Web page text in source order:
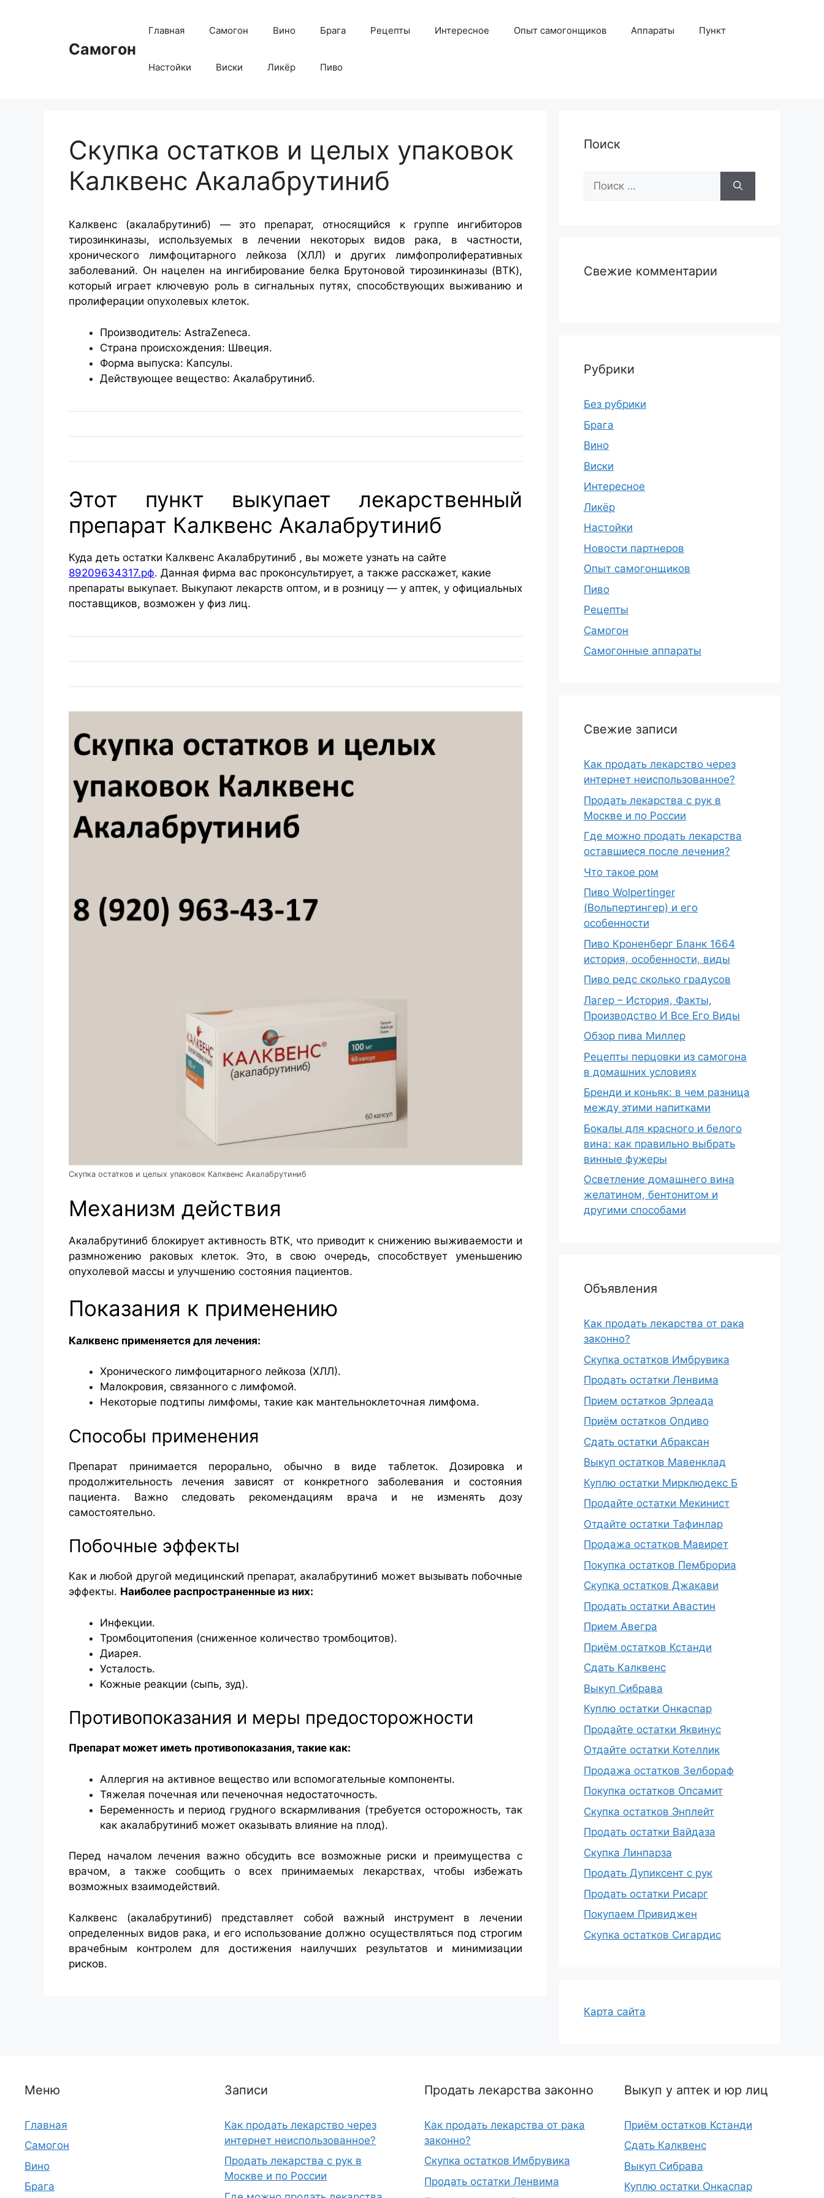
Самогон
Главная Самогон Вино Брага Рецепты Интересное Опыт самогонщиков Аппараты Пункт
Настойки Виски Ликёр Пиво
Скупка остатков и целых упаковок
Калквенс Акалабрутиниб
Калквенс (акалабрутиниб) — это препарат, относящийся к группе ингибиторов
тирозинкиназы, используемых в лечении некоторых видов рака, в частности,
хронического лимфоцитарного лейкоза (ХЛЛ) и других лимфопролиферативных
заболеваний. Он нацелен на ингибирование белка Брутоновой тирозинкиназы (BTK),
который играет ключевую роль в сигнальных путях, способствующих выживанию и
пролиферации опухолевых клеток.
Производитель: AstraZeneca.
Страна происхождения: Швеция.
Форма выпуска: Капсулы.
Действующее вещество: Акалабрутиниб.
Этот пункт выкупает лекарственный
препарат Калквенс Акалабрутиниб
Куда деть остатки Калквенс Акалабрутиниб , вы можете узнать на сайте
89209634317.рф. Данная фирма вас проконсультирует, а также расскажет, какие
препараты выкупает. Выкупают лекарств оптом, и в розницу — у аптек, у официальных
поставщиков, возможен у физ лиц.
Скупка остатков и целых упаковок Калквенс Акалабрутиниб
Механизм действия
Акалабрутиниб блокирует активность BTK, что приводит к снижению выживаемости и
размножению раковых клеток. Это, в свою очередь, способствует уменьшению
опухолевой массы и улучшению состояния пациентов.
Показания к применению
Калквенс применяется для лечения:
Хронического лимфоцитарного лейкоза (ХЛЛ).
Малокровия, связанного с лимфомой.
Некоторые подтипы лимфомы, такие как мантельноклеточная лимфома.
Способы применения
Препарат принимается перорально, обычно в виде таблеток. Дозировка и
продолжительность лечения зависят от конкретного заболевания и состояния
пациента. Важно следовать рекомендациям врача и не изменять дозу
самостоятельно.
Побочные эффекты
Как и любой другой медицинский препарат, акалабрутиниб может вызывать побочные
эффекты. Наиболее распространенные из них:
Инфекции.
Тромбоцитопения (сниженное количество тромбоцитов).
Диарея.
Усталость.
Кожные реакции (сыпь, зуд).
Противопоказания и меры предосторожности
Препарат может иметь противопоказания, такие как:
Аллергия на активное вещество или вспомогательные компоненты.
Тяжелая почечная или печеночная недостаточность.
Беременность и период грудного вскармливания (требуется осторожность, так
как акалабрутиниб может оказывать влияние на плод).
Перед началом лечения важно обсудить все возможные риски и преимущества с
врачом, а также сообщить о всех принимаемых лекарствах, чтобы избежать
возможных взаимодействий.
Калквенс (акалабрутиниб) представляет собой важный инструмент в лечении
определенных видов рака, и его использование должно осуществляться под строгим
врачебным контролем для достижения наилучших результатов и минимизации
рисков.
Поиск
Поиск:
Свежие комментарии
Рубрики
Без рубрики
Брага
Вино
Виски
Интересное
Ликёр
Настойки
Новости партнеров
Опыт самогонщиков
Пиво
Рецепты
Самогон
Самогонные аппараты
Свежие записи
Как продать лекарство через
интернет неиспользованное?
Продать лекарства с рук в
Москве и по России
Где можно продать лекарства
оставшиеся после лечения?
Что такое ром
Пиво Wolpertinger
(Вольпертингер) и его
особенности
Пиво Кроненберг Бланк 1664
история, особенности, виды
Пиво редс сколько градусов
Лагер – История, Факты,
Производство И Все Его Виды
Обзор пива Миллер
Рецепты перцовки из самогона
в домашних условиях
Бренди и коньяк: в чем разница
между этими напитками
Бокалы для красного и белого
вина: как правильно выбрать
винные фужеры
Осветление домашнего вина
желатином, бентонитом и
другими способами
Объявления
Как продать лекарства от рака
законно?
Скупка остатков Имбрувика
Продать остатки Ленвима
Прием остатков Эрлеада
Приём остатков Опдиво
Сдать остатки Абраксан
Выкуп остатков Мавенклад
Куплю остатки Мирклюдекс Б
Продайте остатки Мекинист
Отдайте остатки Тафинлар
Продажа остатков Мавирет
Покупка остатков Пемброриа
Скупка остатков Джакави
Продать остатки Авастин
Прием Авегра
Приём остатков Кстанди
Сдать Калквенс
Выкуп Сибрава
Куплю остатки Онкаспар
Продайте остатки Яквинус
Отдайте остатки Котеллик
Продажа остатков Зелбораф
Покупка остатков Опсамит
Скупка остатков Энплейт
Продать остатки Вайдаза
Скупка Линпарза
Продать Дупиксент с рук
Продать остатки Рисарг
Покупаем Привиджен
Скупка остатков Сигардис
Карта сайта
Меню
Главная
Самогон
Вино
Брага
Записи
Как продать лекарство через
интернет неиспользованное?
Продать лекарства с рук в
Москве и по России
Продать лекарства законно
Как продать лекарства от рака
законно?
Скупка остатков Имбрувика
Продать остатки Ленвима
Выкуп у аптек и юр лиц
Приём остатков Кстанди
Сдать Калквенс
Выкуп Сибрава
Куплю остатки Онкаспар